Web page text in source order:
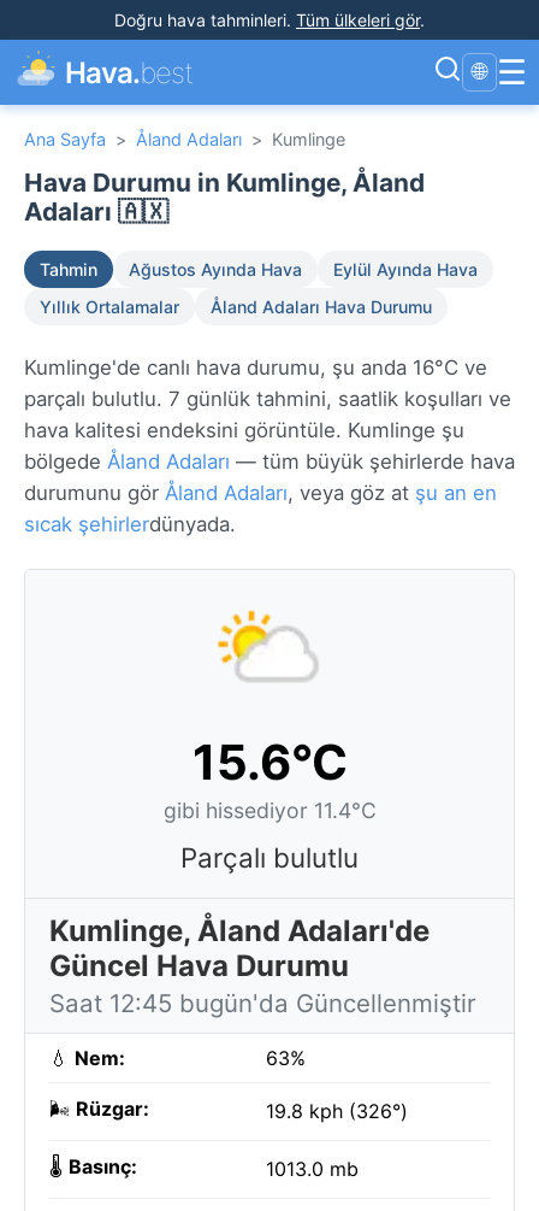
Doğru hava tahminleri. Tüm ülkeleri gör.
Hava.best 🌐 ☰
Ana Sayfa > Åland Adaları > Kumlinge
Hava Durumu in Kumlinge, Åland
Adaları 🇦🇽
Tahmin Ağustos Ayında Hava
Eylül Ayında Hava
Yıllık Ortalamalar
Åland Adaları Hava Durumu
Kumlinge'de canlı hava durumu, şu anda 16°C ve
parçalı bulutlu. 7 günlük tahmini, saatlik koşulları ve
hava kalitesi endeksini görüntüle. Kumlinge şu
bölgede Åland Adaları — tüm büyük şehirlerde hava
durumunu gör Åland Adaları, veya göz at şu an en
sıcak şehirlerdünyada.
15.6°C
gibi hissediyor 11.4°C
Parçalı bulutlu
Kumlinge, Åland Adaları'de
Güncel Hava Durumu
Saat 12:45 bugün'da Güncellenmiştir
💧 Nem: 63%
🌬️ Rüzgar: 19.8 kph (326°)
🌡️ Basınç: 1013.0 mb